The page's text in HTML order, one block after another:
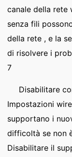
canale della rete
senza fili
della rete , e la
di risolvere i
7
Disabilitare
Impostazioni
supportano i
difficoltà se non
Disabilitare il